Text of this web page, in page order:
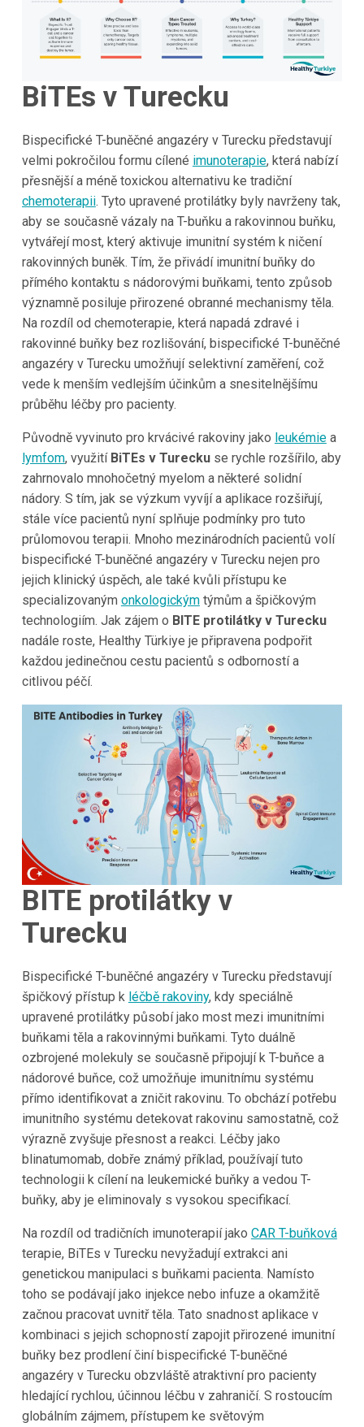
BiTEs v Turecku
Bispecifické T-buněčné angazéry v Turecku představují
velmi pokročilou formu cílené imunoterapie, která nabízí
přesnější a méně toxickou alternativu ke tradiční
chemoterapii. Tyto upravené protilátky byly navrženy tak,
aby se současně vázaly na T-buňku a rakovinnou buňku,
vytvářejí most, který aktivuje imunitní systém k ničení
rakovinných buněk. Tím, že přivádí imunitní buňky do
přímého kontaktu s nádorovými buňkami, tento způsob
významně posiluje přirozené obranné mechanismy těla.
Na rozdíl od chemoterapie, která napadá zdravé i
rakovinné buňky bez rozlišování, bispecifické T-buněčné
angazéry v Turecku umožňují selektivní zaměření, což
vede k menším vedlejším účinkům a snesitelnějšímu
průběhu léčby pro pacienty.
Původně vyvinuto pro krvácivé rakoviny jako leukémiea
lymfom, využití BiTEs v Tureckuse rychle rozšířilo, aby
zahrnovalo mnohočetný myelom a některé solidní
nádory. S tím, jak se výzkum vyvíjí a aplikace rozšiřují,
stále více pacientů nyní splňuje podmínky pro tuto
průlomovou terapii. Mnoho mezinárodních pacientů volí
bispecifické T-buněčné angazéry v Turecku nejen pro
jejich klinický úspěch, ale také kvůli přístupu ke
specializovaným onkologickýmtýmům a špičkovým
technologiím. Jak zájem o BITE protilátky v Turecku
nadále roste, Healthy Türkiye je připravena podpořit
každou jedinečnou cestu pacientů s odborností a
citlivou péčí.
BITE protilátky v
Turecku
Bispecifické T-buněčné angazéry v Turecku představují
špičkový přístup k léčbě rakoviny, kdy speciálně
upravené protilátky působí jako most mezi imunitními
buňkami těla a rakovinnými buňkami. Tyto duálně
ozbrojené molekuly se současně připojují k T-buňce a
nádorové buňce, což umožňuje imunitnímu systému
přímo identifikovat a zničit rakovinu. To obchází potřebu
imunitního systému detekovat rakovinu samostatně, což
výrazně zvyšuje přesnost a reakci. Léčby jako
blinatumomab, dobře známý příklad, používají tuto
technologii k cílení na leukemické buňky a vedou T-
buňky, aby je eliminovaly s vysokou specifikací.
Na rozdíl od tradičních imunoterapií jako CAR T-buňková
terapie, BiTEs v Turecku nevyžadují extrakci ani
genetickou manipulaci s buňkami pacienta. Namísto
toho se podávají jako injekce nebo infuze a okamžitě
začnou pracovat uvnitř těla. Tato snadnost aplikace v
kombinaci s jejich schopností zapojit přirozené imunitní
buňky bez prodlení činí bispecifické T-buněčné
angazéry v Turecku obzvláště atraktivní pro pacienty
hledající rychlou, účinnou léčbu v zahraničí. S rostoucím
globálním zájmem, přístupem ke světovým